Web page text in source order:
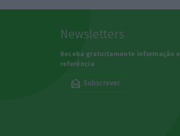
Newsletters
Receba gratuitamente informação
referência
Subscrever